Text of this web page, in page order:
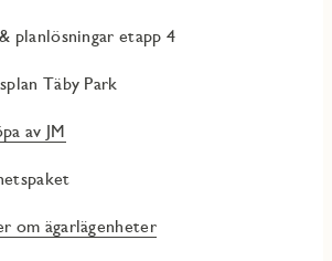
planlösningar etapp 4
Täby Park
av JM
om ägarlägenheter